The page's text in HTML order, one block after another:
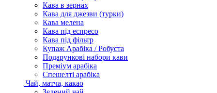
Кава в зернах
Кава для джезви (турки)
Кава мелена
Кава під еспресо
Кава під фільтр
Купаж Арабіка / Робуста
Подарункові набори кави
Преміум арабіка
Спешелті арабіка
Чай, матча, какао